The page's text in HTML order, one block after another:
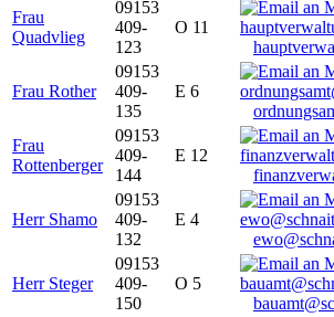
Frau
Quadvlieg
09153
409-
123
O 11
Frau Rother
09153
409-
135
E 6
Frau
Rottenberger
09153
409-
144
E 12
Herr Shamo
09153
409-
132
E 4
Herr Steger
09153
409-
150
O 5